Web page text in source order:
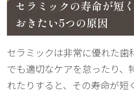
セラミックの寿命が短
おきたい5つの原因
セラミックは非常に優れた歯
でも適切なケアを怠ったり、
れたりすると、その寿命が短